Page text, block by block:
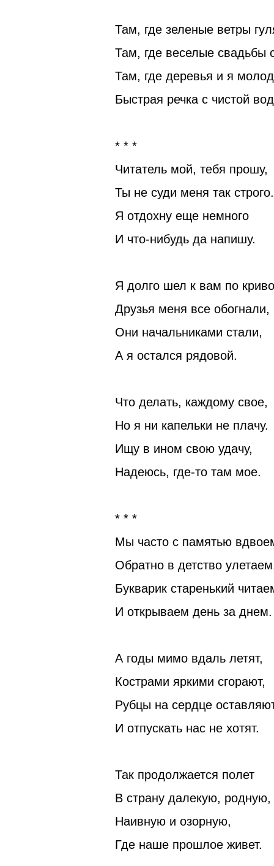
Там, где зеленые ветры
Там, где веселые свадьбы
Там, где деревья и я
Быстрая речка с чистой
* * *
Читатель мой, тебя прошу,
Ты не суди меня так строго.
Я отдохну еще немного
И что-нибудь да напишу.
Я долго шел к вам по
Друзья меня все обогнали,
Они начальниками стали,
А я остался рядовой.
Что делать, каждому свое,
Но я ни капельки не плачу.
Ищу в ином свою удачу,
Надеюсь, где-то там мое.
* * *
Мы часто с памятью
Обратно в детство
Букварик старенький
И открываем день за днем.
А годы мимо вдаль летят,
Кострами яркими сгорают,
Рубцы на сердце
И отпускать нас не хотят.
Так продолжается полет
В страну далекую, родную,
Наивную и озорную,
Где наше прошлое живет.